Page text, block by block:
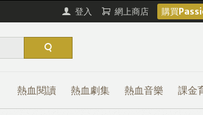
登入 網上商店 購買
熱血閱讀 熱血劇集 熱血音樂 課金